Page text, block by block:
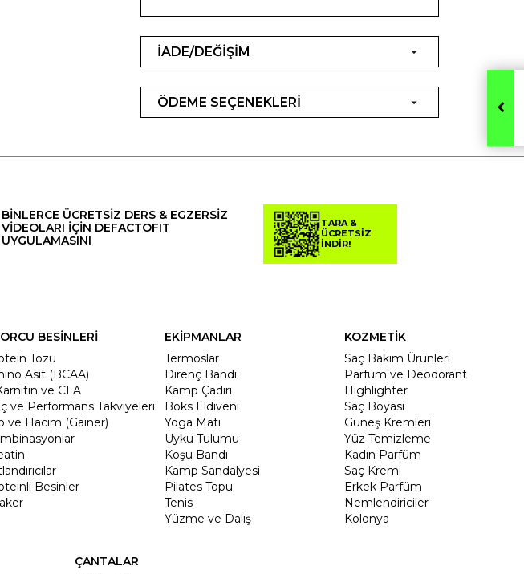
İADE/DEĞİŞİM
ÖDEME SEÇENEKLERİ
BİNLERCE ÜCRETSİZ DERS & EGZERSİZ
VİDEOLARI İÇİN DEFACTOFIT
UYGULAMASINI
TARA &
ÜCRETSİZ
İNDİR!
BESİNLERİ
Tozu
Asit (BCAA)
ve CLA
ve Performans Takviyeleri
ve Hacim (Gainer)
Besinler
EKİPMANLAR
Termoslar
Direnç Bandı
Kamp Çadırı
Boks Eldiveni
Yoga Matı
Uyku Tulumu
Koşu Bandı
Kamp Sandalyesi
Pilates Topu
Tenis
Yüzme ve Dalış
KOZMETİK
Saç Bakım Ürünleri
Parfüm ve Deodorant
Highlighter
Saç Boyası
Güneş Kremleri
Yüz Temizleme
Kadın Parfüm
Saç Kremi
Erkek Parfüm
Nemlendiriciler
Kolonya
ÇANTALAR